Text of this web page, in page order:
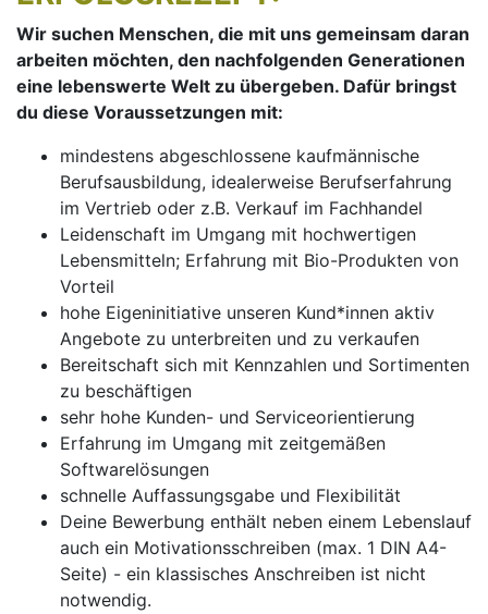
Wir suchen Menschen, die mit uns gemeinsam daran
arbeiten möchten, den nachfolgenden Generationen
eine lebenswerte Welt zu übergeben. Dafür bringst
du diese Voraussetzungen mit:
mindestens abgeschlossene kaufmännische
Berufsausbildung, idealerweise Berufserfahrung
im Vertrieb oder z.B. Verkauf im Fachhandel
Leidenschaft im Umgang mit hochwertigen
Lebensmitteln; Erfahrung mit Bio-Produkten von
Vorteil
hohe Eigeninitiative unseren Kund*innen aktiv
Angebote zu unterbreiten und zu verkaufen
Bereitschaft sich mit Kennzahlen und Sortimenten
zu beschäftigen
sehr hohe Kunden- und Serviceorientierung
Erfahrung im Umgang mit zeitgemäßen
Softwarelösungen
schnelle Auffassungsgabe und Flexibilität
Deine Bewerbung enthält neben einem Lebenslauf
auch ein Motivationsschreiben (max. 1 DIN A4-
Seite) - ein klassisches Anschreiben ist nicht
notwendig.